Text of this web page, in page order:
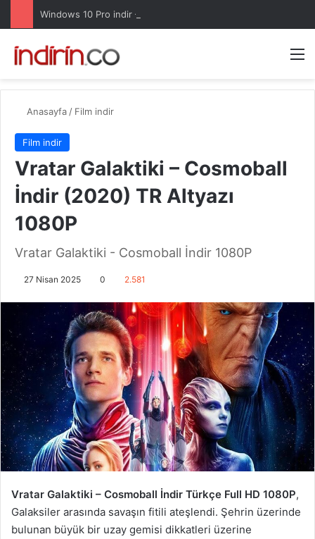
Windows 10 Pro indir – Türkçe – Güncel 2025
Anasayfa / Film indir
Film indir
Vratar Galaktiki – Cosmoball
İndir (2020) TR Altyazı
1080P
Vratar Galaktiki - Cosmoball İndir 1080P
27 Nisan 2025 0 2.581
Vratar Galaktiki – Cosmoball İndir Türkçe Full HD 1080P,
Galaksiler arasında savaşın fitili ateşlendi. Şehrin üzerinde
bulunan büyük bir uzay gemisi dikkatleri üzerine